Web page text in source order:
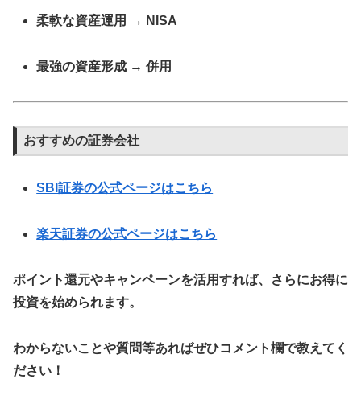
柔軟な資産運用 → NISA
最強の資産形成 → 併用
おすすめの証券会社
SBI証券の公式ページはこちら
楽天証券の公式ページはこちら
ポイント還元やキャンペーンを活用すれば、さらにお得に
投資を始められます。
わからないことや質問等あればぜひコメント欄で教えてく
ださい！